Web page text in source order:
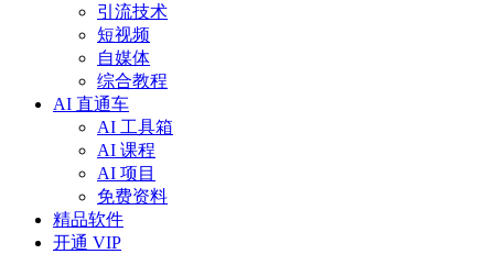
引流技术
短视频
自媒体
综合教程
AI 直通车
AI 工具箱
AI 课程
AI 项目
免费资料
精品软件
开通 VIP